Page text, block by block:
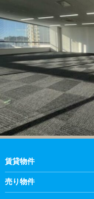
賃貸物件
売り物件